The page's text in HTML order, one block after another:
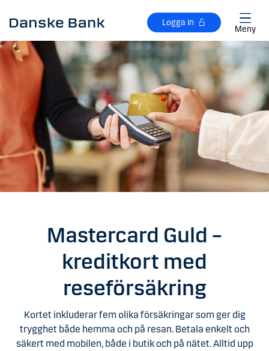
Logga in
Meny
Mastercard Guld –
kreditkort med
reseförsäkring
Kortet inkluderar fem olika försäkringar som ger dig
trygghet både hemma och på resan. Betala enkelt och
säkert med mobilen, både i butik och på nätet. Alltid upp